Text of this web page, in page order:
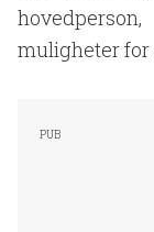
muligheter for